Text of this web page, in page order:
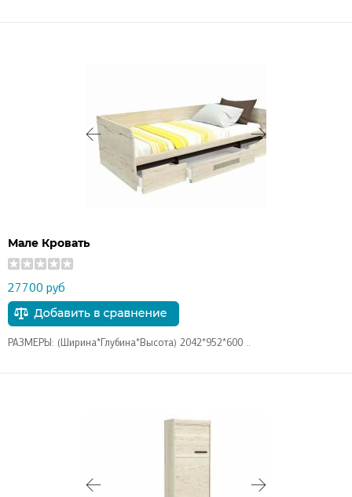
Мале Кровать
27700 руб
РАЗМЕРЫ: (Ширина*Глубина*Высота) 2042*952*600 ..